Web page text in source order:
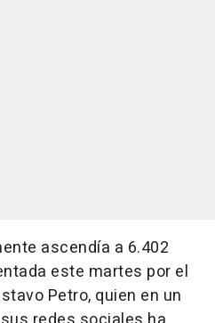
ascendía a 6.402
este martes por el
Petro, quien en un